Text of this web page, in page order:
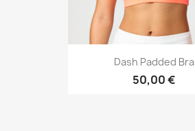
Dash Padded Bra
50,00 €